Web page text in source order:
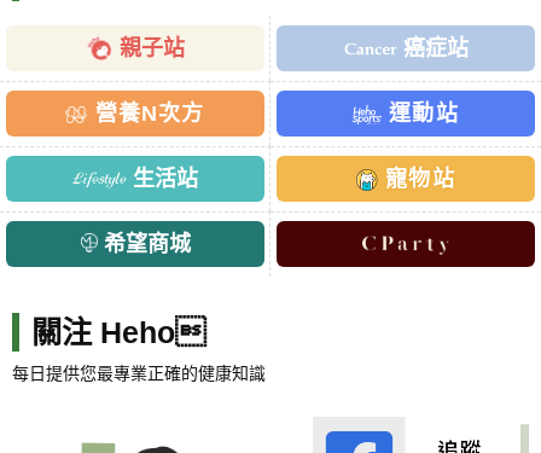
親子站 癌症站
營養N次方 運動站
生活站 寵物站
希望商城
關注 Heho
每日提供您最專業正確的健康知識